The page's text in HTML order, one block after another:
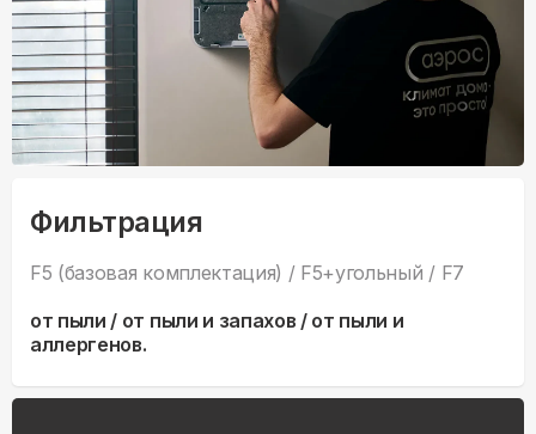
Фильтрация
F5 (базовая комплектация) / F5+угольный / F7
от пыли / от пыли и запахов / от пыли и
аллергенов.